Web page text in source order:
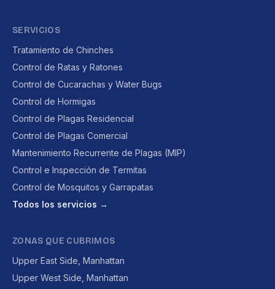
SERVICIOS
Tratamiento de Chinches
Control de Ratas y Ratones
Control de Cucarachas y Water Bugs
Control de Hormigas
Control de Plagas Residencial
Control de Plagas Comercial
Mantenimiento Recurrente de Plagas (MIP)
Control e Inspección de Termitas
Control de Mosquitos y Garrapatas
Todos los servicios →
ZONAS QUE CUBRIMOS
Upper East Side, Manhattan
Upper West Side, Manhattan